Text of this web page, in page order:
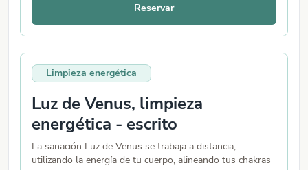
Reservar
Limpieza energética
Luz de Venus, limpieza
energética - escrito
La sanación Luz de Venus se trabaja a distancia,
utilizando la energía de tu cuerpo, alineando tus chakras